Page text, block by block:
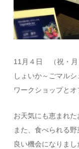
11月４日 （祝・月
しょいか～ごマル
ワークショップと
お天気にも恵まれ
また、食べられる
良い機会になりまし